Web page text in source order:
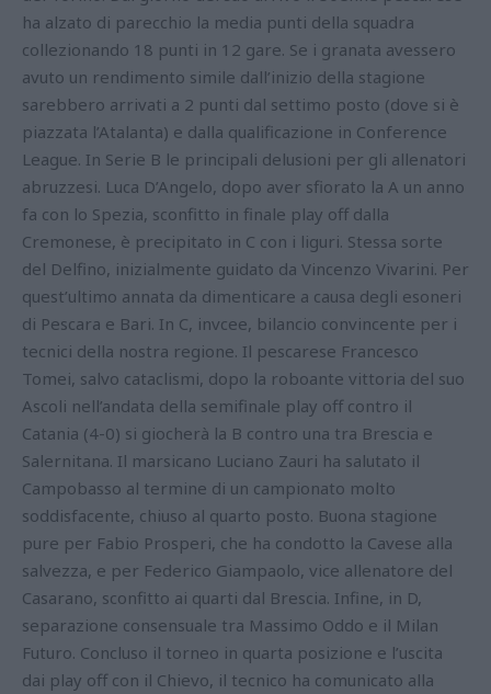
ha alzato di parecchio la media punti della squadra
collezionando 18 punti in 12 gare. Se i granata avessero
avuto un rendimento simile dall’inizio della stagione
sarebbero arrivati a 2 punti dal settimo posto (dove si è
piazzata l’Atalanta) e dalla qualificazione in Conference
League. In Serie B le principali delusioni per gli allenatori
abruzzesi. Luca D’Angelo, dopo aver sfiorato la A un anno
fa con lo Spezia, sconfitto in finale play off dalla
Cremonese, è precipitato in C con i liguri. Stessa sorte
del Delfino, inizialmente guidato da Vincenzo Vivarini. Per
quest’ultimo annata da dimenticare a causa degli esoneri
di Pescara e Bari. In C, invcee, bilancio convincente per i
tecnici della nostra regione. Il pescarese Francesco
Tomei, salvo cataclismi, dopo la roboante vittoria del suo
Ascoli nell’andata della semifinale play off contro il
Catania (4-0) si giocherà la B contro una tra Brescia e
Salernitana. Il marsicano Luciano Zauri ha salutato il
Campobasso al termine di un campionato molto
soddisfacente, chiuso al quarto posto. Buona stagione
pure per Fabio Prosperi, che ha condotto la Cavese alla
salvezza, e per Federico Giampaolo, vice allenatore del
Casarano, sconfitto ai quarti dal Brescia. Infine, in D,
separazione consensuale tra Massimo Oddo e il Milan
Futuro. Concluso il torneo in quarta posizione e l’uscita
dai play off con il Chievo, il tecnico ha comunicato alla